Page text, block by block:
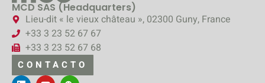
MCD SAS (Headquarters)
Lieu-dit « le vieux château », 02300 Guny, France
+33 3 23 52 67 67
+33 3 23 52 67 68
CONTACTO